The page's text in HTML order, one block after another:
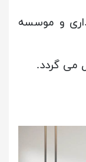
و موسسه
می گردد.